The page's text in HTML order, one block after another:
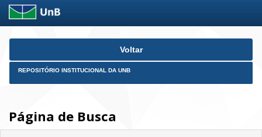
Skip
Voltar
REPOSITÓRIO INSTITUCIONAL DA UNB
Página de Busca